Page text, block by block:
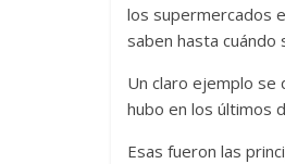
los supermercados
saben hasta
Un claro ejemplo se
hubo en los últimos
Esas fueron las